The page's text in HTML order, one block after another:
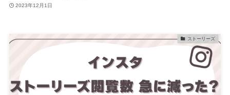
2023年12月1日
ストーリーズ